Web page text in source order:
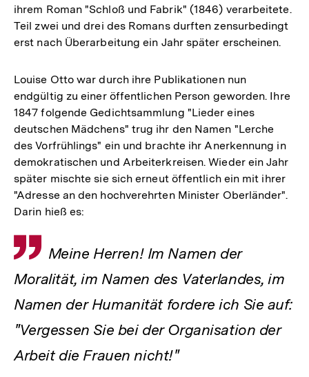
ihrem Roman "Schloß und Fabrik" (1846) verarbeitete.
Teil zwei und drei des Romans durften zensurbedingt
erst nach Überarbeitung ein Jahr später erscheinen.
Louise Otto war durch ihre Publikationen nun
endgültig zu einer öffentlichen Person geworden. Ihre
1847 folgende Gedichtsammlung "Lieder eines
deutschen Mädchens" trug ihr den Namen "Lerche
des Vorfrühlings" ein und brachte ihr Anerkennung in
demokratischen und Arbeiterkreisen. Wieder ein Jahr
später mischte sie sich erneut öffentlich ein mit ihrer
"Adresse an den hochverehrten Minister Oberländer".
Darin hieß es:
Zitat
Meine Herren! Im Namen der
Moralität, im Namen des Vaterlandes, im
Namen der Humanität fordere ich Sie auf:
"Vergessen Sie bei der Organisation der
Arbeit die Frauen nicht!"